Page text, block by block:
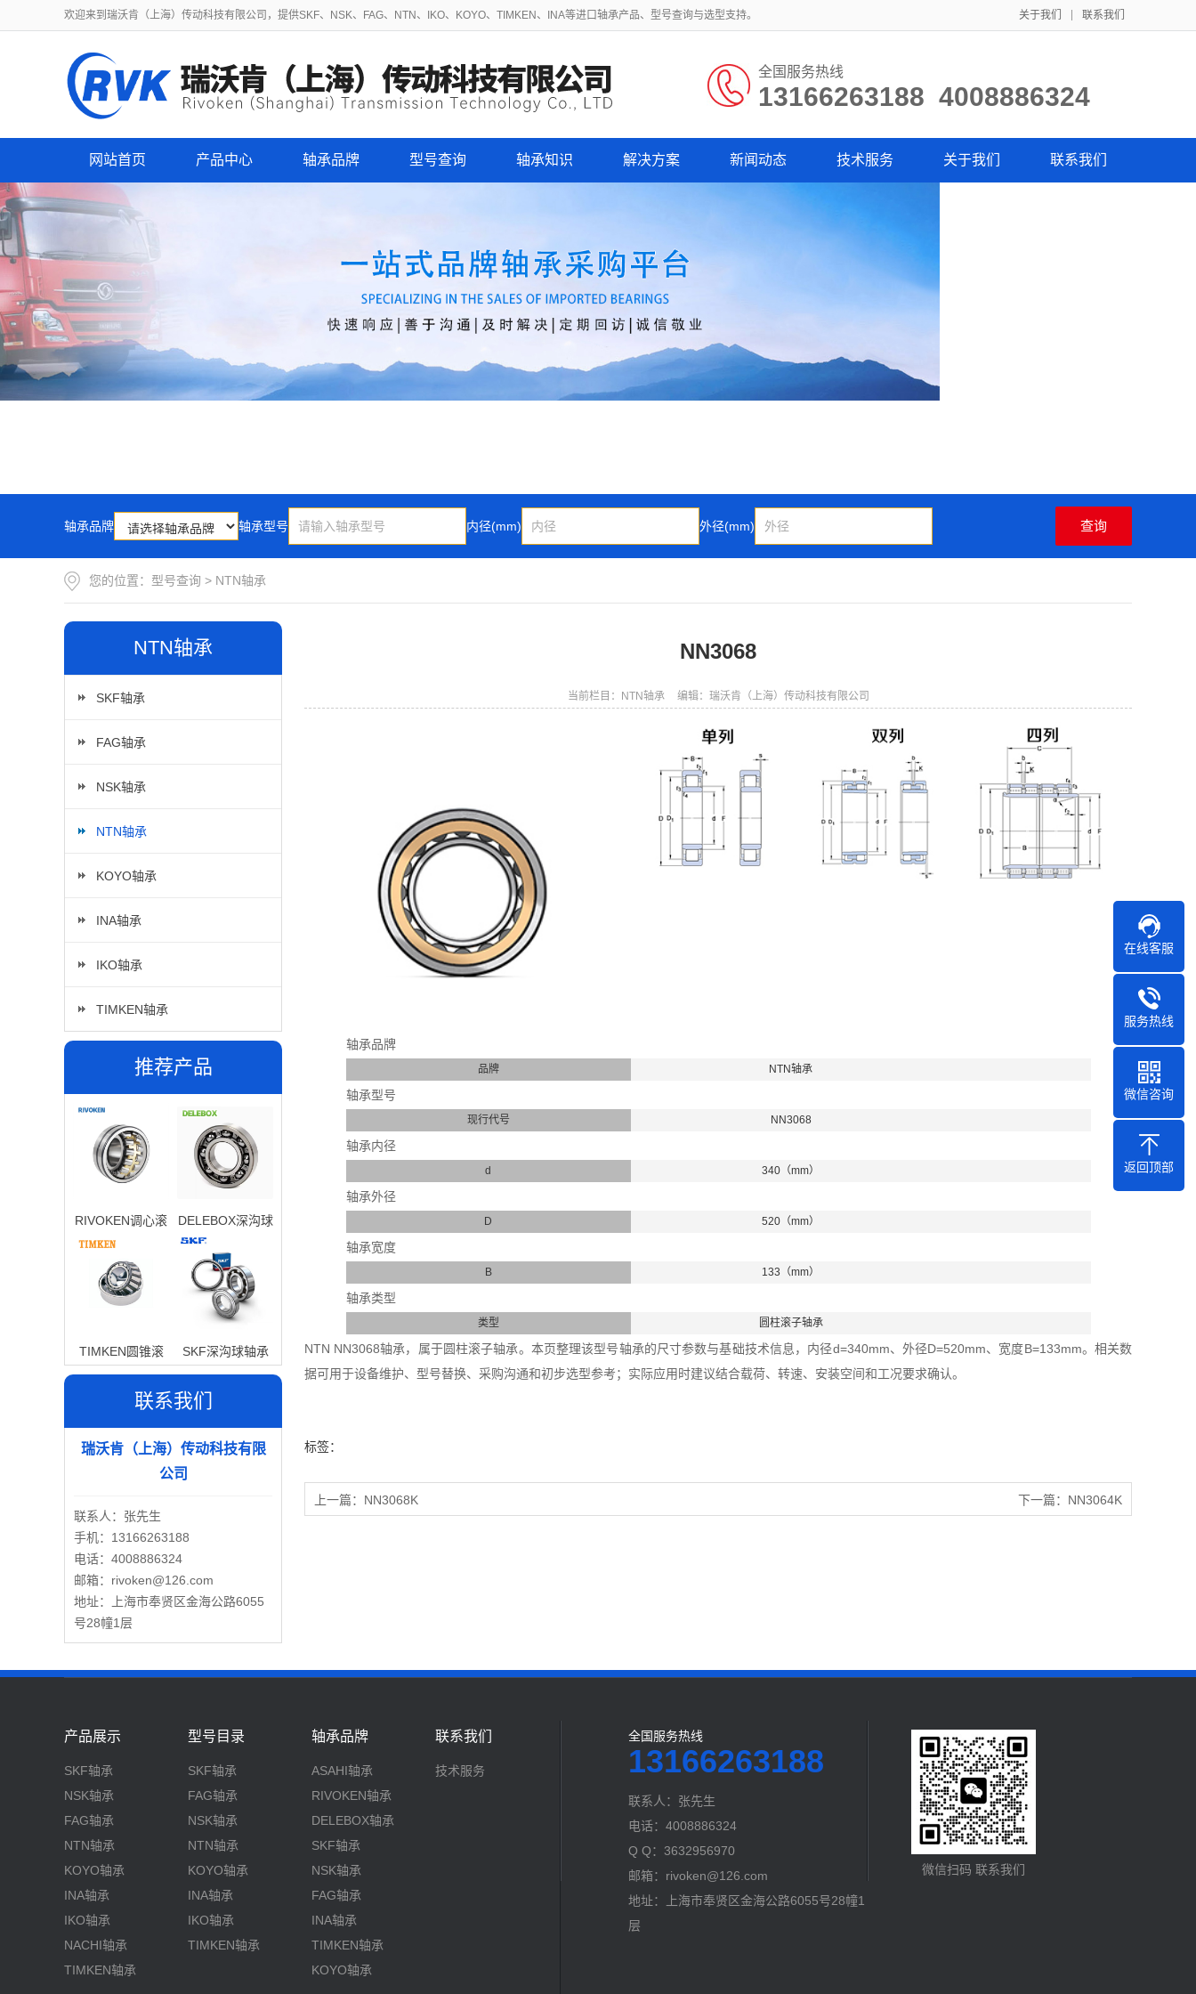
欢迎来到瑞沃肯（上海）传动科技有限公司，提供SKF、NSK、FAG、NTN、IKO、KOYO、TIMKEN、INA等进口轴承产品、型号查询与选型支持。 关于我们 联系我们
全国服务热线
13166263188 4008886324
网站首页 产品中心 轴承品牌 型号查询 轴承知识 解决方案 新闻动态 技术服务 关于我们 联系我们
轴承品牌 轴承型号 内径(mm) 外径(mm)
您的位置： 型号查询 > NTN轴承
NTN轴承
SKF轴承
FAG轴承
NSK轴承
NTN轴承
KOYO轴承
INA轴承
IKO轴承
TIMKEN轴承
推荐产品
RIVOKEN调心滚
子轴承
DELEBOX深沟球
TIMKEN圆锥滚
子轴承
SKF深沟球轴承
联系我们
瑞沃肯（上海）传动科技有限
公司
联系人：张先生
手机：13166263188
电话：4008886324
邮箱：rivoken@126.com
地址：上海市奉贤区金海公路6055
号28幢1层
NN3068
当前栏目：NTN轴承 编辑：瑞沃肯（上海）传动科技有限公司
轴承品牌
品牌 NTN轴承
轴承型号
现行代号 NN3068
轴承内径
d 340（mm）
轴承外径
D 520（mm）
轴承宽度
B 133（mm）
轴承类型
类型 圆柱滚子轴承
NTN NN3068轴承，属于圆柱滚子轴承。本页整理该型号轴承的尺寸参数与基础技术信息，内径d=340mm、外径D=520mm、宽度B=133mm。相关数
据可用于设备维护、型号替换、采购沟通和初步选型参考；实际应用时建议结合载荷、转速、安装空间和工况要求确认。
标签：
上一篇： NN3068K 下一篇： NN3064K
产品展示
SKF轴承
NSK轴承
FAG轴承
NTN轴承
KOYO轴承
INA轴承
IKO轴承
NACHI轴承
TIMKEN轴承
型号目录
SKF轴承
FAG轴承
NSK轴承
NTN轴承
KOYO轴承
INA轴承
IKO轴承
TIMKEN轴承
轴承品牌
ASAHI轴承
RIVOKEN轴承
DELEBOX轴承
SKF轴承
NSK轴承
FAG轴承
INA轴承
TIMKEN轴承
KOYO轴承
联系我们
技术服务
全国服务热线
13166263188
联系人：张先生
电话：4008886324
Q Q：3632956970
邮箱：rivoken@126.com
地址：上海市奉贤区金海公路6055号28幢1
层
微信扫码 联系我们
在线客服
服务热线
微信咨询
返回顶部